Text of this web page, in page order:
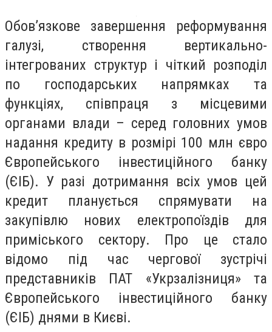
Обов’язкове завершення реформування
галузі, створення вертикально-
інтегрованих структур і чіткий розподіл
по господарських напрямках та
функціях, співпраця з місцевими
органами влади – серед головних умов
надання кредиту в розмірі 100 млн євро
Європейського інвестиційного банку
(ЄІБ). У разі дотримання всіх умов цей
кредит планується спрямувати на
закупівлю нових електропоїздів для
приміського сектору. Про це стало
відомо під час чергової зустрічі
представників ПАТ «Укрзалізниця» та
Європейського інвестиційного банку
(ЄІБ) днями в Києві.